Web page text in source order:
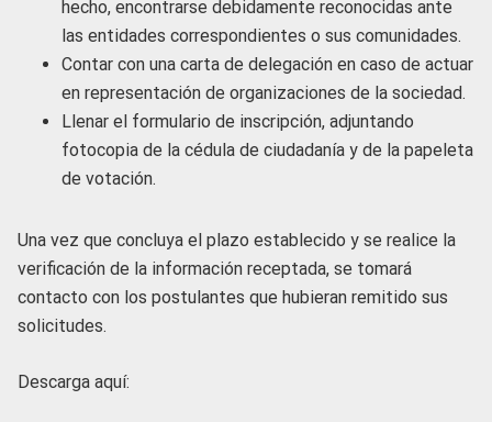
hecho, encontrarse debidamente reconocidas ante
las entidades correspondientes o sus comunidades.
Contar con una carta de delegación en caso de actuar
en representación de organizaciones de la sociedad.
Llenar el formulario de inscripción, adjuntando
fotocopia de la cédula de ciudadanía y de la papeleta
de votación.
Una vez que concluya el plazo establecido y se realice la
verificación de la información receptada, se tomará
contacto con los postulantes que hubieran remitido sus
solicitudes.
Descarga aquí: